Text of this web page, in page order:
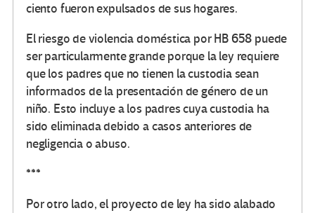
ciento fueron expulsados ​​de sus hogares.
El riesgo de violencia doméstica por HB 658 puede
ser particularmente grande porque la ley requiere
que los padres que no tienen la custodia sean
informados de la presentación de género de un
niño. Esto incluye a los padres cuya custodia ha
sido eliminada debido a casos anteriores de
negligencia o abuso.
***
Por otro lado, el proyecto de ley ha sido alabado